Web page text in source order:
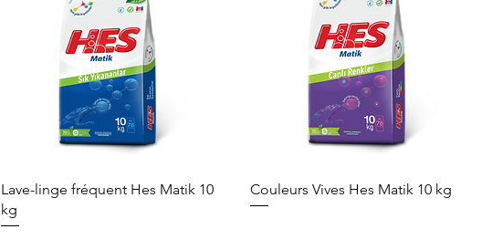
Lave-linge fréquent Hes Matik 10
kg
Couleurs Vives Hes Matik 10 kg